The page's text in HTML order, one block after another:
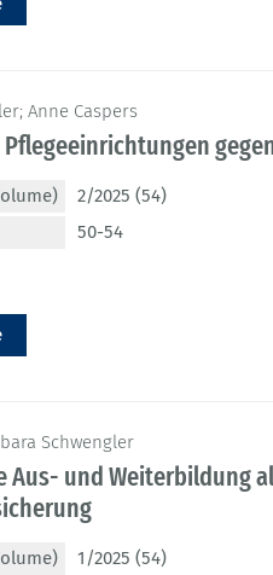
Anne Caspers
Pflegeeinrichtungen
2/2025 (54)
50-54
Schwengler
Aus- und Weiterbildung
1/2025 (54)